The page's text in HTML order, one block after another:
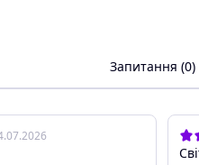
з Вами
рюкзак для хлопчика
Запитання (0)